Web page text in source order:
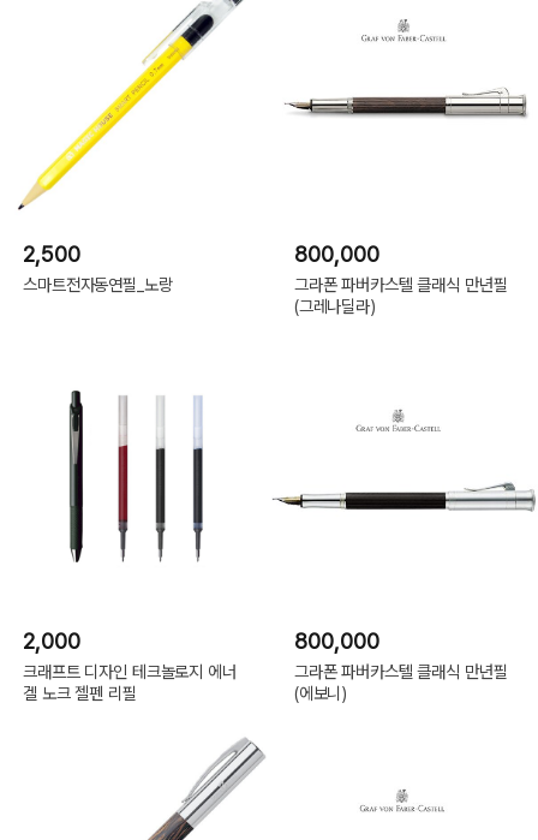
2,500
스마트전자동연필_노랑
800,000
그라폰 파버카스텔 클래식 만년필
(그레나딜라)
2,000
크래프트 디자인 테크놀로지 에너
겔 노크 젤펜 리필
800,000
그라폰 파버카스텔 클래식 만년필
(에보니)